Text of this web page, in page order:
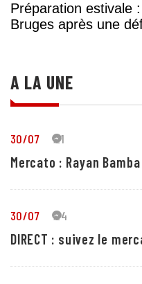
Préparation estivale
Bruges après une
A LA UNE
30/07 21
Mercato : Rayan
30/07 24
DIRECT : suivez le